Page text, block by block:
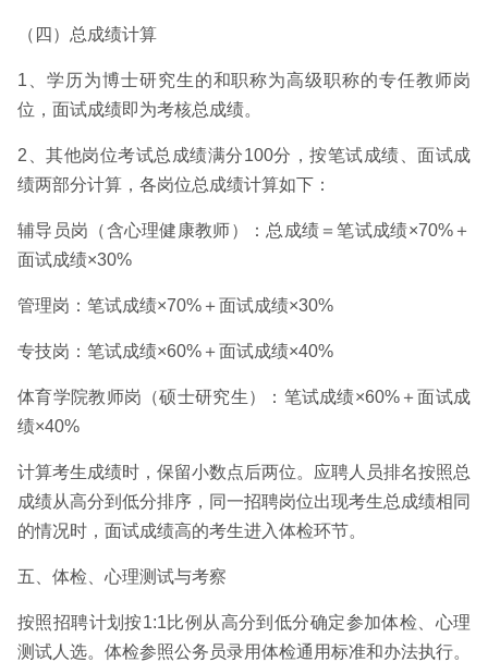
（四）总成绩计算
1、学历为博士研究生的和职称为高级职称的专任教师岗
位，面试成绩即为考核总成绩。
2、其他岗位考试总成绩满分100分，按笔试成绩、面试成
绩两部分计算，各岗位总成绩计算如下：
辅导员岗（含心理健康教师）：总成绩＝笔试成绩×70%＋
面试成绩×30%
管理岗：笔试成绩×70%＋面试成绩×30%
专技岗：笔试成绩×60%＋面试成绩×40%
体育学院教师岗（硕士研究生）：笔试成绩×60%＋面试成
绩×40%
计算考生成绩时，保留小数点后两位。应聘人员排名按照总
成绩从高分到低分排序，同一招聘岗位出现考生总成绩相同
的情况时，面试成绩高的考生进入体检环节。
五、体检、心理测试与考察
按照招聘计划按1:1比例从高分到低分确定参加体检、心理
测试人选。体检参照公务员录用体检通用标准和办法执行。